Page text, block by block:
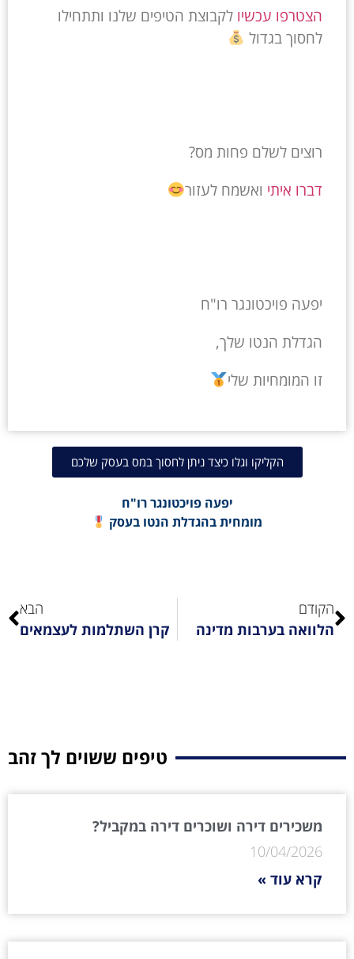
הצטרפו עכשיו לקבוצת הטיפים שלנו ותתחילו
לחסוך בגדול
רוצים לשלם פחות מס?
דברו איתי ואשמח לעזור
יפעה פויכטונגר רו"ח
הגדלת הנטו שלך,
זו המומחיות שלי
הקליקו וגלו כיצד ניתן לחסוך במס בעסק שלכם
יפעה פויכטונגר רו"ח
מומחית בהגדלת הנטו בעסק
הקודם
הלוואה בערבות מדינה
הבא
קרן השתלמות לעצמאים
טיפים ששוים לך זהב
משכירים דירה ושוכרים דירה במקביל?
10/04/2026
קרא עוד »